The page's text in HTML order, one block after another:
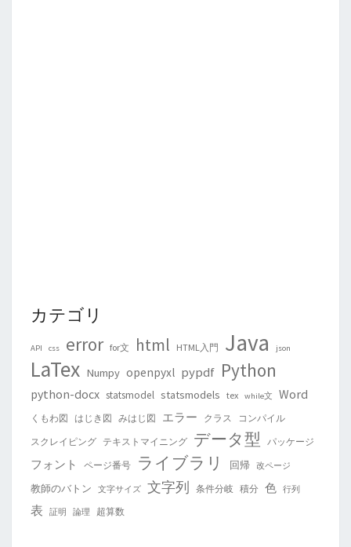
カテゴリ
API css error for文 html HTML入門 Java json
LaTex Numpy openpyxl pypdf Python
python-docx statsmodel statsmodels tex while文 Word
くもわ図 はじき図 みはじ図 エラー クラス
コンパイル
スクレイピング テキストマイニング データ型 パッケージ
フォント ページ番号 ライブラリ 回帰 改ページ
教師のバトン 文字サイズ 文字列 条件分岐 積分 色 行列
表 証明 論理 超算数